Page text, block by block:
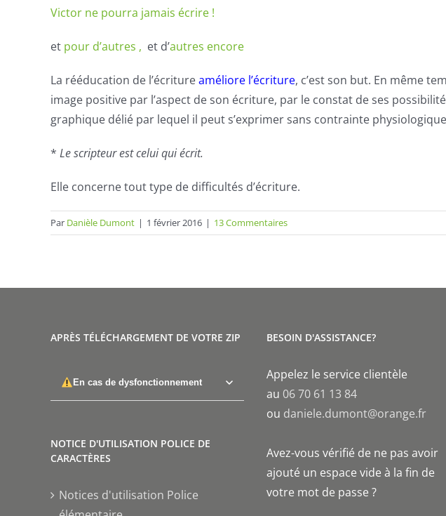
Victor ne pourra jamais écrire !
et pour d’autres , et d’autres encore
La rééducation de l’écritureaméliore l’écriture, c’est son but. En même
image positive par l’aspect de son écriture, par le constat de ses
graphique délié par lequel il peut s’exprimer sans contrainte
* Lescripteurest celui qui écrit.
Elle concerne tout type de difficultés d’écriture.
Par Danièle Dumont | 1 février 2016 | 13 Commentaires
APRÈS TÉLÉCHARGEMENT DE VOTRE ZIP
En cas de dysfonctionnement
NOTICE D'UTILISATION POLICE DE
CARACTÈRES
Notices d'utilisation Police
BESOIN D'ASSISTANCE?
Appelez le service clientèle
au 06 70 61 13 84
ou daniele.dumont@orange.fr
Avez-vous vérifié de ne pas avoir
ajouté un espace vide à la fin de
votre mot de passe ?